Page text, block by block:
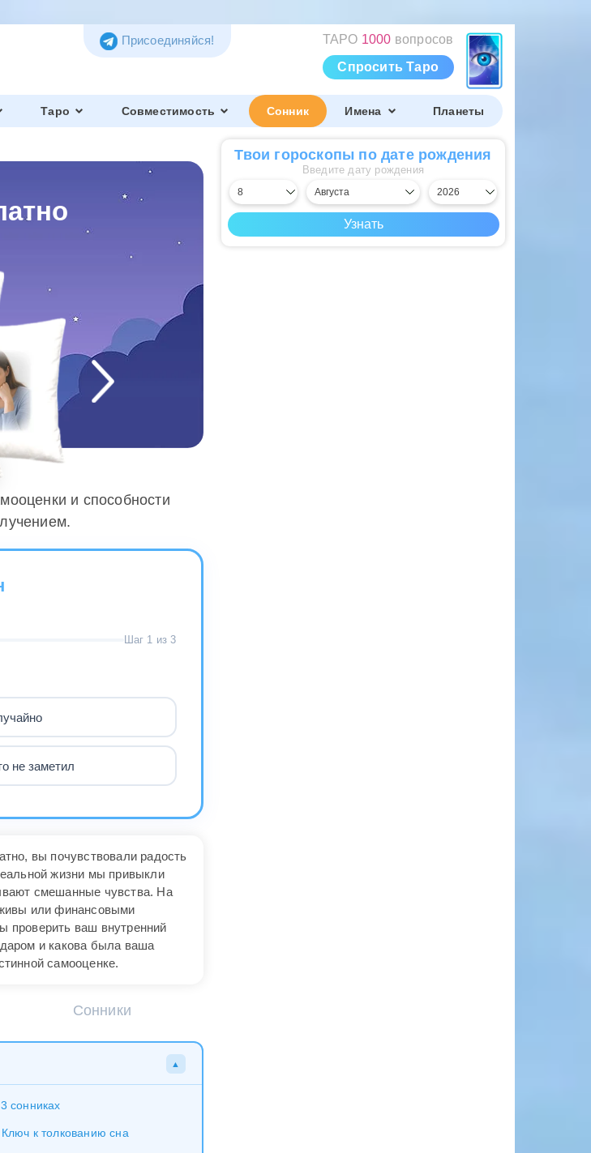
ТАРО 1000 вопросов
Спросить Таро
Присоединяйся!
Таро Совместимость Сонник Имена Планеты
и способности
Шаг 1 из 3
не заметил
вы почувствовали радость
жизни мы привыкли
смешанные чувства. На
или финансовыми
проверить ваш внутренний
и какова была ваша
самооценке.
Сонники
▲
сонниках
к толкованию сна
Твои гороскопы по дате рождения
Введите дату рождения